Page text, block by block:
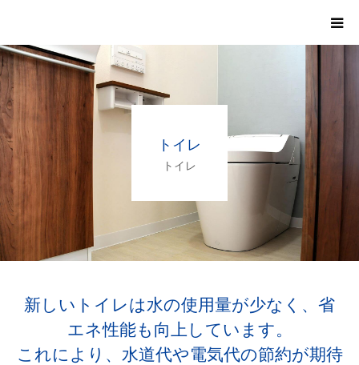
トイレ
トイレ
新しいトイレは水の使用量が少なく、省
エネ性能も向上しています。
これにより、水道代や電気代の節約が期待
HOME
お知らせ・コラム
施工例
お問い合わせ